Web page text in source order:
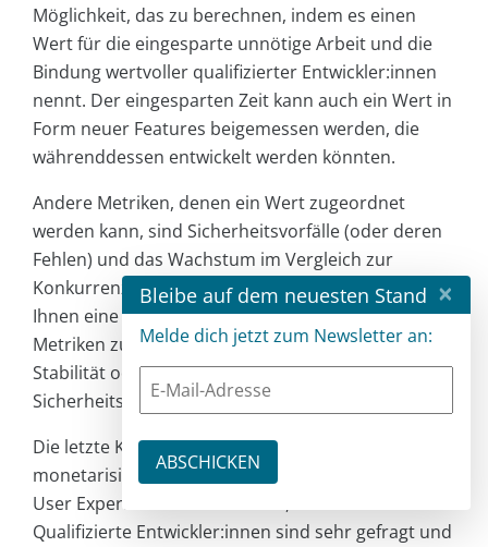
Möglichkeit, das zu berechnen, indem es einen
Wert für die eingesparte unnötige Arbeit und die
Bindung wertvoller qualifizierter Entwickler:innen
nennt. Der eingesparten Zeit kann auch ein Wert in
Form neuer Features beigemessen werden, die
währenddessen entwickelt werden könnten.
Andere Metriken, denen ein Wert zugeordnet
werden kann, sind Sicherheitsvorfälle (oder deren
Fehlen) und das Wachstum im Vergleich zur
Konkurrenz. Der State of DevOps Report [4] kann
Ihnen eine Vorstellung davon geben, welche
Metriken zu erfassen sind, um einen Wert für
Stabilität oder das Ausbleiben von
Sicherheitsproblemen festzulegen.
Die letzte Kennzahl, die sich relativ leicht
monetarisieren lässt und eng mit einer positiven
User Experience verbunden ist, ist die Fluktuation.
Qualifizierte Entwickler:innen sind sehr gefragt und
Bleibe auf dem neuesten Stand ×
Melde dich jetzt zum Newsletter an: